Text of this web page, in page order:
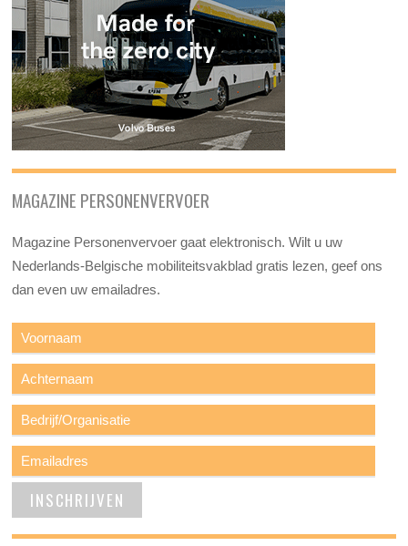
MAGAZINE PERSONENVERVOER
Magazine Personenvervoer gaat elektronisch. Wilt u uw
Nederlands-Belgische mobiliteitsvakblad gratis lezen, geef ons
dan even uw emailadres.